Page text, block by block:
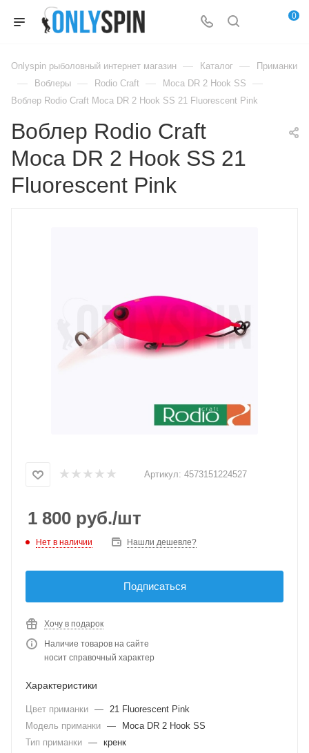
0
Onlyspin рыболовный интернет магазин — Каталог — Приманки
— Воблеры — Rodio Craft — Moca DR 2 Hook SS —
Воблер Rodio Craft Moca DR 2 Hook SS 21 Fluorescent Pink
Воблер Rodio Craft
Moca DR 2 Hook SS 21
Fluorescent Pink
Артикул: 4573151224527
1 800 руб./шт
Нет в наличии Нашли дешевле?
Подписаться
Хочу в подарок
Наличие товаров на сайте
носит справочный характер
Характеристики
Цвет приманки — 21 Fluorescent Pink
Модель приманки —
Moca DR 2 Hook SS
Тип приманки — кренк